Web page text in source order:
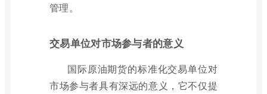
管理。
交易单位对市场参与者的意义
国际原油期货的标准化交易单位对
市场参与者具有深远的意义，它不仅提